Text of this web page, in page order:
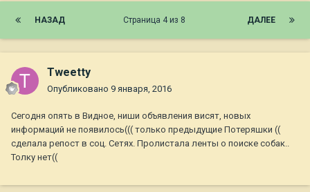
НАЗАД ДАЛЕЕ
Страница 4 из 8
Tweetty
Опубликовано 9 января, 2016
Сегодня опять в Видное, ниши объявления висят, новых
информаций не появилось((( только предыдущие Потеряшки ((
сделала репост в соц. Сетях. Пролистала ленты о поиске собак..
Толку нет((